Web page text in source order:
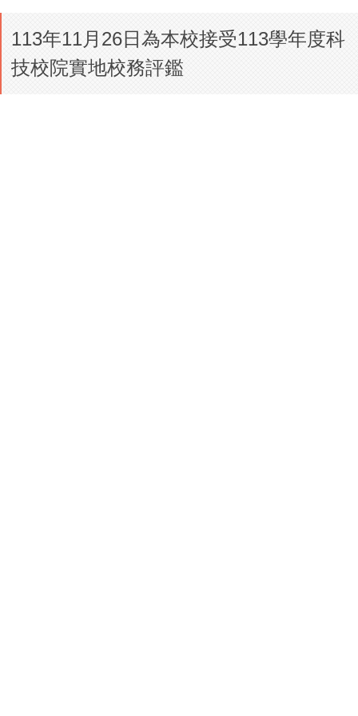
113年11月26日為本校接受113學年度科
技校院實地校務評鑑